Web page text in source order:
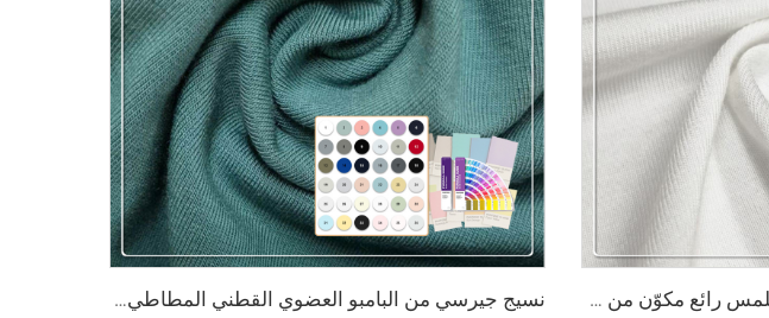
نسيج محبوك عضوي مرن ذو ملمس رائع مكوّن من 45٪ خيزران و20٪ سياسيل و29٪ سورونا و6٪ سباندكس، نسيج صديق للبيئة 2023 للاستخدام في الملابس الرياضية وتيشيرتات نسيج جيرسي من البامبو العضوي القطني المطاطي بلون النعناع الأخضر 220 جم/م² مع خصائص مضادة للبكتيريا وصديقة للبيئة للاستخدام في الملابس والملابس الرياضية